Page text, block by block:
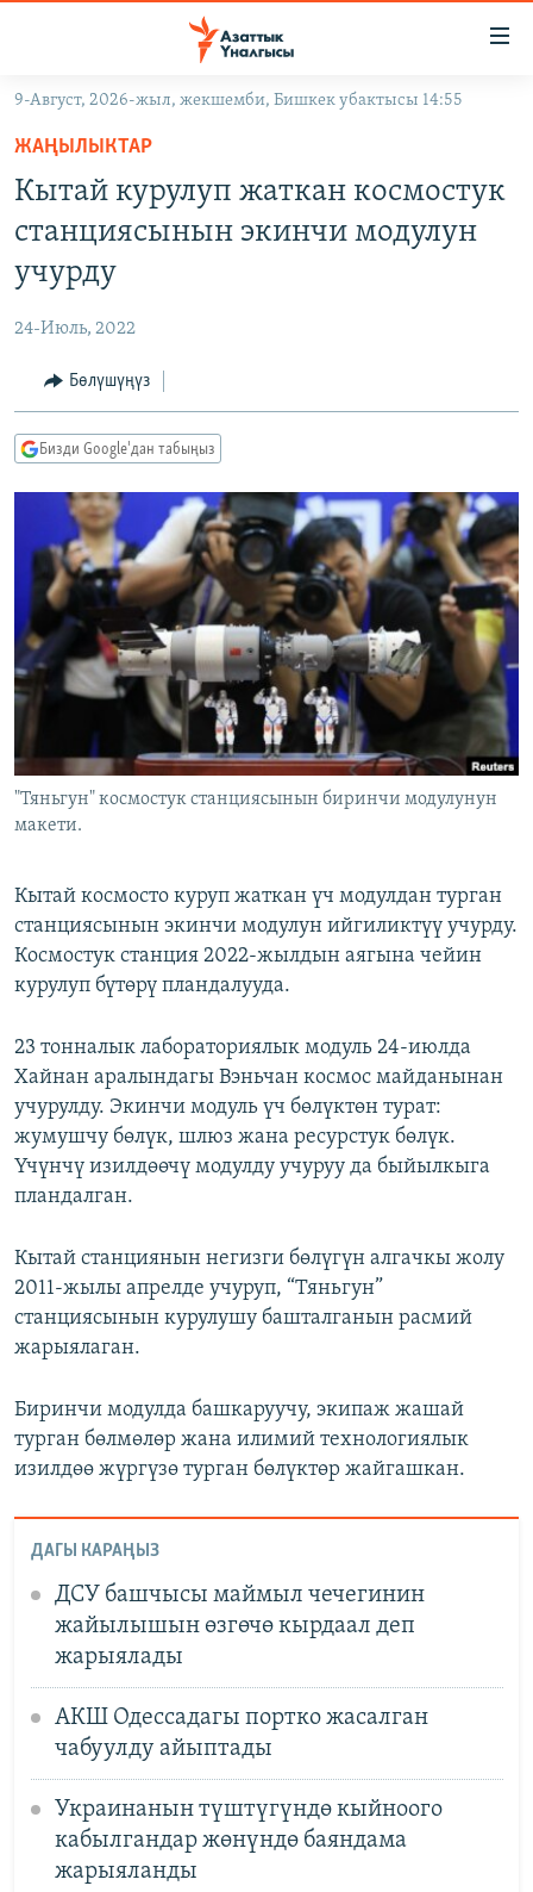
Навигацияга
өтүңүз
Издөөгө
салыңызКЫРГЫЗСТАН
МАДАНИЯТ
ТВ ПРОГРАММАЛАР
БҮГҮН АЗАТТЫКТА
ДАНИСТЕ
ЭЖЕ-СИҢДИЛЕР
АЗАТТЫК+
ЫҢГАЙСЫЗ СУРООЛОР
ПОДКАСТ
Русский
ОНЛАЙН ШЕРИНЕ
ЭЕ/АРнун бардык сайттары
9-Август, 2026-жыл, жекшемби, Бишкек убактысы 14:55
ЖАҢЫЛЫКТАР
Кытай курулуп жаткан космостук
станциясынын экинчи модулун
учурду
24-Июль, 2022
Бөлүшүңүз
Бизди Google'дан табыңыз
"Тяньгун" космостук станциясынын биринчи модулунун
макети.
Кытай космосто куруп жаткан үч модулдан турган
станциясынын экинчи модулун ийгиликтүү учурду.
Космостук станция 2022-жылдын аягына чейин
курулуп бүтөрү пландалууда.
23 тонналык лабораториялык модуль 24-июлда
Хайнан аралындагы Вэньчан космос майданынан
учурулду. Экинчи модуль үч бөлүктөн турат:
жумушчу бөлүк, шлюз жана ресурстук бөлүк.
Үчүнчү изилдөөчү модулду учуруу да быйылкыга
пландалган.
Кытай станциянын негизги бөлүгүн алгачкы жолу
2011-жылы апрелде учуруп, “Тяньгун”
станциясынын курулушу башталганын расмий
жарыялаган.
Биринчи модулда башкаруучу, экипаж жашай
турган бөлмөлөр жана илимий технологиялык
изилдөө жүргүзө турган бөлүктөр жайгашкан.
ДАГЫ КАРАҢЫЗ
ДСУ башчысы маймыл чечегинин
жайылышын өзгөчө кырдаал деп
жарыялады
АКШ Одессадагы портко жасалган
чабуулду айыптады
Украинанын түштүгүндө кыйноого
кабылгандар жөнүндө баяндама
жарыяланды